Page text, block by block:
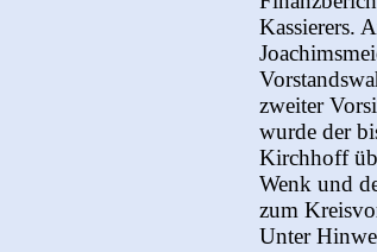
Kassierers.
zweiter
wurde der
Kirchhoff
Wenk und
zum
Unter